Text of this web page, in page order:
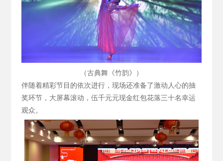
（古典舞《竹韵》）
伴随着精彩节目的依次进行，现场还准备了激动人心的抽
奖环节，大屏幕滚动，伍千元元现金红包花落三十名幸运
观众。